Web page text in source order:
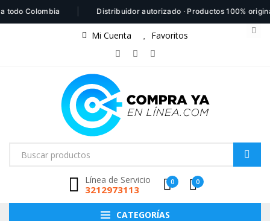
Colombia | Distribuidor autorizado · Productos 100% originales
Mi Cuenta Favoritos
Línea de Servicio
3212973113
0 0
CATEGORÍAS